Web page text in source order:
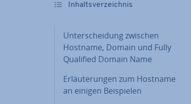
In­halts­ver­zeich­nis
Un­ter­schei­dung zwischen
Hostname, Domain und Fully
Qualified Domain Name
Er­läu­te­run­gen zum Hostname
an einigen Bei­spie­len